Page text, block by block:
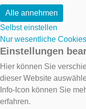
Alle annehmen
Selbst einstellen
Nur wesentliche
Einstellungen
Hier können Sie
dieser Website
Info-Icon können Sie
erfahren.